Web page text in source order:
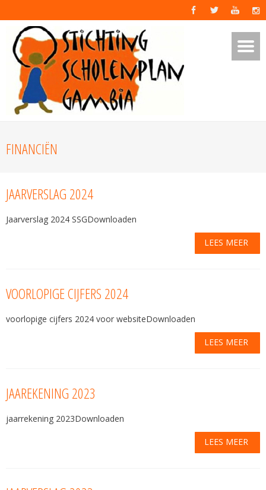
FINANCIËN
JAARVERSLAG 2024
Jaarverslag 2024 SSGDownloaden
LEES MEER
VOORLOPIGE CIJFERS 2024
voorlopige cijfers 2024 voor websiteDownloaden
LEES MEER
JAAREKENING 2023
jaarrekening 2023Downloaden
LEES MEER